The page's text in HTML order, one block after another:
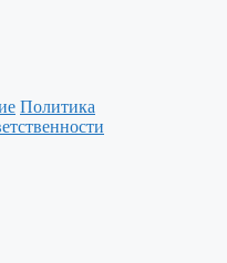
Политика